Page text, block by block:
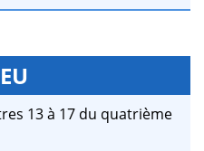
13 à 17 du quatrième